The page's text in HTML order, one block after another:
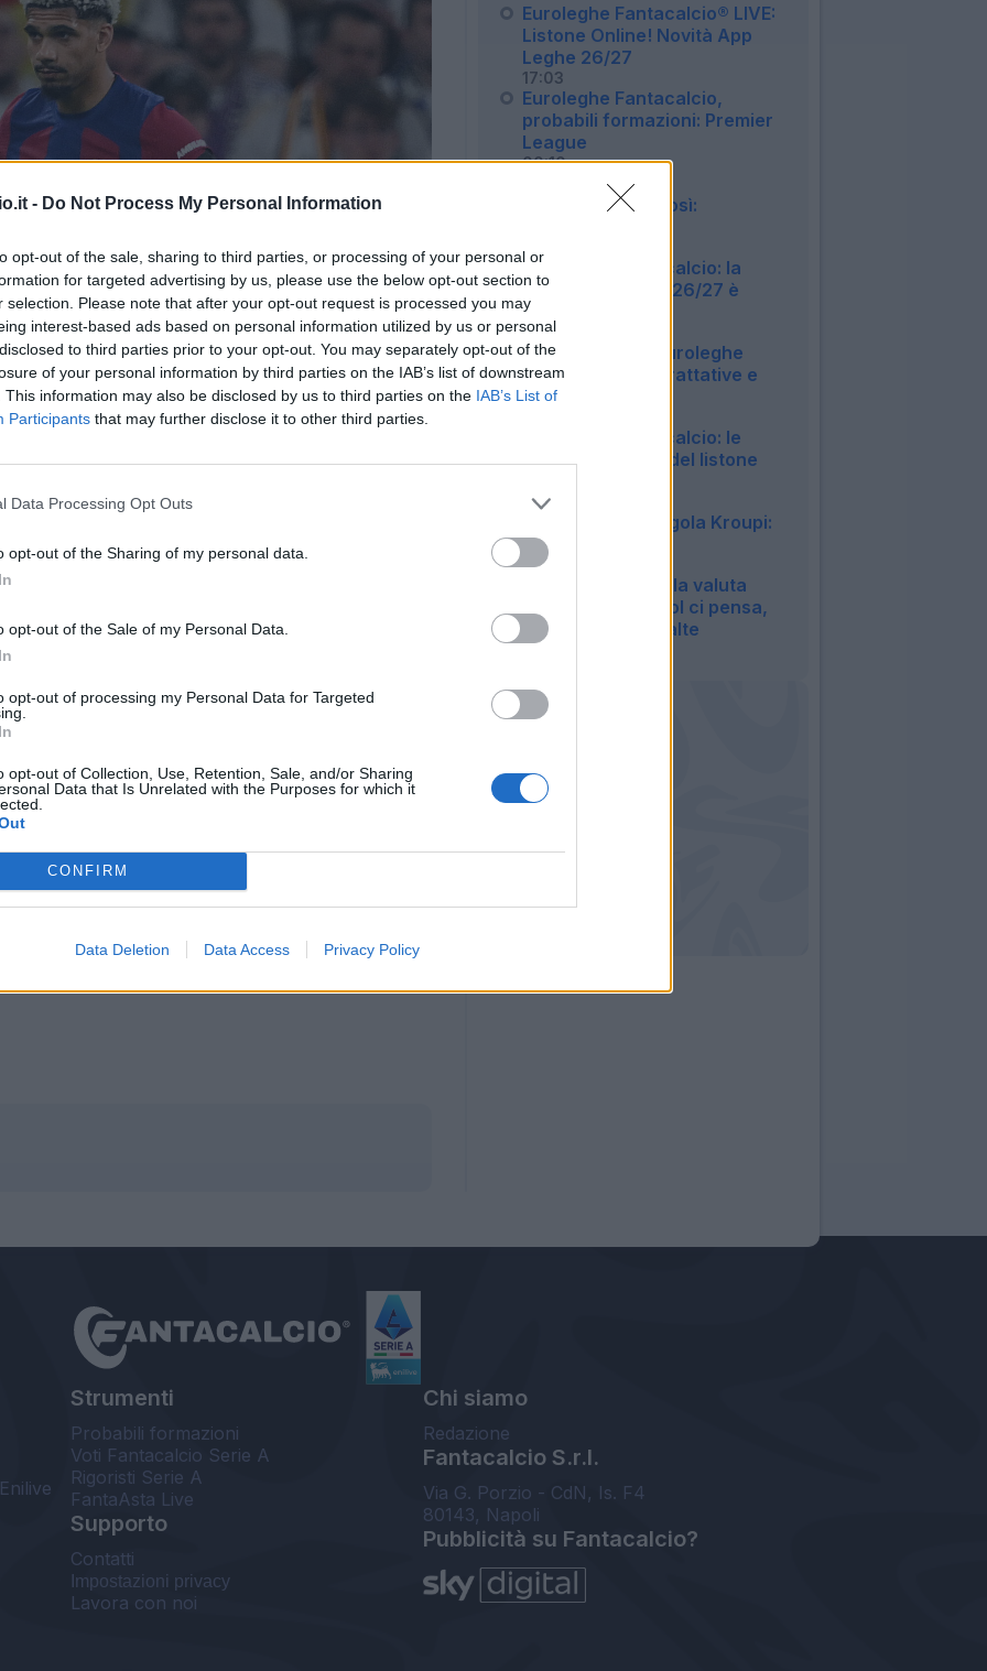
- Do Not Process My Personal Information
opt-out of the sale, sharing to third parties, or processing of your personal or
for targeted advertising by us, please use the below opt-out section to
selection. Please note that after your opt-out request is processed you may
interest-based ads based on personal information utilized by us or personal
to third parties prior to your opt-out. You may separately opt-out of the
of your personal information by third parties on the IAB’s list of downstream
This information may also be disclosed by us to third parties on the IAB’s List of
Participants that may further disclose it to other third parties.
Data Processing Opt Outs
opt-out of the Sharing of my personal data.
opt-out of the Sale of my Personal Data.
opt-out of processing my Personal Data for Targeted
opt-out of Collection, Use, Retention, Sale, and/or Sharing
Data that Is Unrelated with the Purposes for which it
CONFIRM
Data Deletion Data Access Privacy Policy
motivi personali: la comunicazione di Flick
(Getty Images)
stop al calcio giocato. Decisione
del Barcellona, annunciata in conferenza
ha subìto nessun infortunio fisico, c'è ben
assume connotati di enorme maturità e che
ha espressamente chiesto di non ricevere
Araujo, per rispetto del calciatore ma
di poi l'espulsione a Stamford Bridge
l'assenza in Liga contro l'Alaves.
personali che meritano privacy.
Euroleghe Fantacalcio® LIVE:
Listone Online! Novità App
Leghe 26/27
17:03
Euroleghe Fantacalcio,
probabili formazioni: Premier
League
00:10
Euroleghe, oggi
giocherebbero così:
23:33
Euroleghe Fantacalcio: la
griglia portieri 2026/27 è
online!
16:14
Calciomercato Euroleghe
2026/27: news, trattative e
ufficialità
Euroleghe Fantacalcio: le
squadre ufficiali del listone
11:56
Bournemouth, tegola Kroupi:
lungo stop per lui
21:06
Euroleghe, Barcola valuta
l'addio: il Liverpool ci pensa,
ma le cifre sono alte
22:26
Strumenti
Probabili formazioni
Voti Fantacalcio Serie A
Rigoristi Serie A
FantaAsta Live
Supporto
Contatti
Impostazioni privacy
Lavora con noi
Chi siamo
Redazione
Fantacalcio S.r.l.
Via G. Porzio - CdN, Is. F4
80143, Napoli
Pubblicità su Fantacalcio?